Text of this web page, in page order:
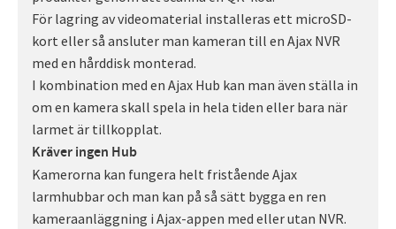
För lagring av videomaterial installeras ett microSD-
kort eller så ansluter man kameran till en Ajax NVR
med en hårddisk monterad.
I kombination med en Ajax Hub kan man även ställa in
om en kamera skall spela in hela tiden eller bara när
larmet är tillkopplat.
Kräver ingen Hub
Kamerorna kan fungera helt fristående Ajax
larmhubbar och man kan på så sätt bygga en ren
kameraanläggning i Ajax-appen med eller utan NVR.